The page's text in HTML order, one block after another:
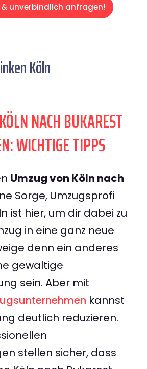
unverbindlich anfragen!
Köln
NACH BUKAREST
WICHTIGE TIPPS
Umzug von Köln nach
Sorge, Umzugsprofi
ist hier, um dir dabei zu
in eine ganz neue
denn ein anderes
gewaltige
sein. Aber mit
kannst
deutlich reduzieren.
stellen sicher, dass